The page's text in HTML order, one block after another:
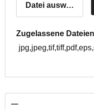
Datei auswählen
Zugelassene
Produkt Anzahl: